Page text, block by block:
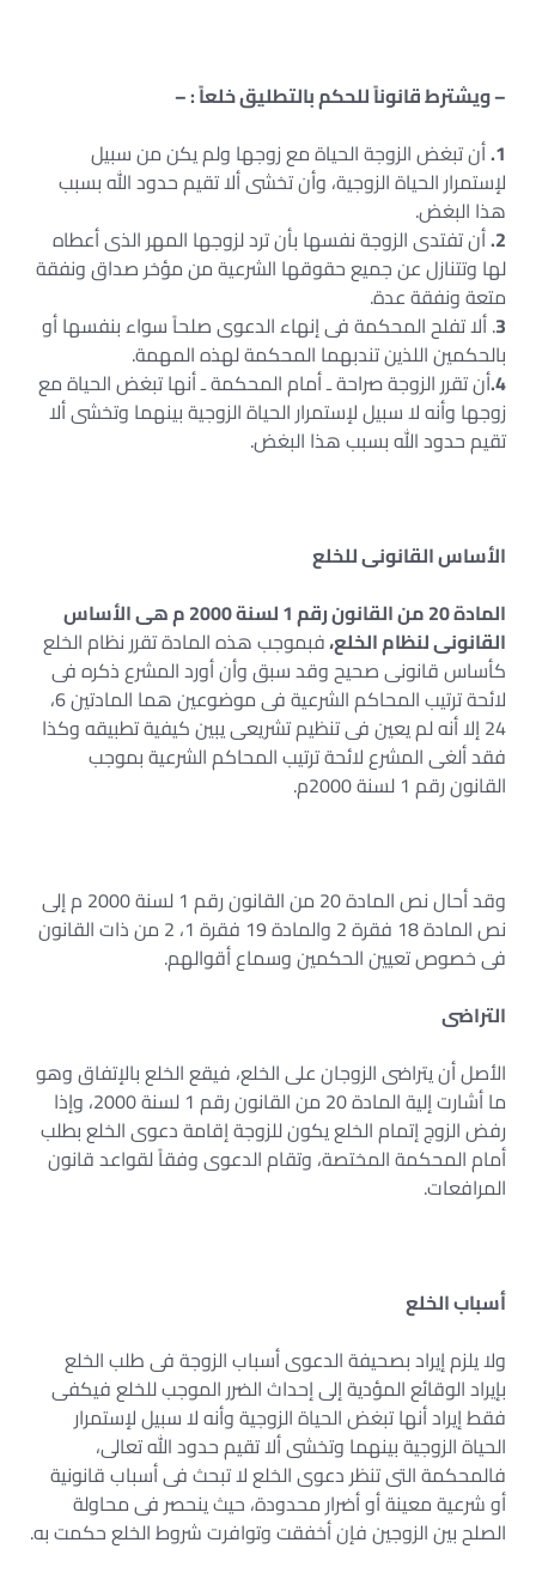
– ويشترط قانوناً للحكم بالتطليق خلعاً : –
1. أن تبغض الزوجة الحياة مع زوجها ولم يكن من سبيل
لإستمرار الحياة الزوجية، وأن تخشى ألا تقيم حدود الله بسبب
هذا البغض.
2. أن تفتدى الزوجة نفسها بأن ترد لزوجها المهر الذى أعطاه
لها وتتنازل عن جميع حقوقها الشرعية من مؤخر صداق ونفقة
متعة ونفقة عدة.
3. ألا تفلح المحكمة فى إنهاء الدعوى صلحاً سواء بنفسها أو
بالحكمين اللذين تندبهما المحكمة لهذه المهمة.
4.أن تقرر الزوجة صراحة ـ أمام المحكمة ـ أنها تبغض الحياة مع
زوجها وأنه لا سبيل لإستمرار الحياة الزوجية بينهما وتخشى ألا
تقيم حدود الله بسبب هذا البغض.
الأساس القانونى للخلع
المادة 20 من القانون رقم 1 لسنة 2000 م هى الأساس
القانونى لنظام الخلع،فبموجب هذه المادة تقرر نظام الخلع
كأساس قانونى صحيح وقد سبق وأن أورد المشرع ذكره فى
لائحة ترتيب المحاكم الشرعية فى موضوعين هما المادتين 6،
24 إلا أنه لم يعين فى تنظيم تشريعى يبين كيفية تطبيقه وكذا
فقد ألغى المشرع لائحة ترتيب المحاكم الشرعية بموجب
القانون رقم 1 لسنة 2000م.
وقد أحال نص المادة 20 من القانون رقم 1 لسنة 2000 م إلى
نص المادة 18 فقرة 2 والمادة 19 فقرة 1، 2 من ذات القانون
فى خصوص تعيين الحكمين وسماع أقوالهم.
التراضى
الأصل أن يتراضى الزوجان على الخلع، فيقع الخلع بالإتفاق وهو
ما أشارت إلية المادة 20 من القانون رقم 1 لسنة 2000، وإذا
رفض الزوج إتمام الخلع يكون للزوجة إقامة دعوى الخلع بطلب
أمام المحكمة المختصة، وتقام الدعوى وفقاً لقواعد قانون
المرافعات.
أسباب الخلع
ولا يلزم إيراد بصحيفة الدعوى أسباب الزوجة فى طلب الخلع
بإيراد الوقائع المؤدية إلى إحداث الضرر الموجب للخلع فيكفى
فقط إيراد أنها تبغض الحياة الزوجية وأنه لا سبيل لإستمرار
الحياة الزوجية بينهما وتخشى ألا تقيم حدود الله تعالى،
فالمحكمة التى تنظر دعوى الخلع لا تبحث فى أسباب قانونية
أو شرعية معينة أو أضرار محدودة، حيث ينحصر فى محاولة
الصلح بين الزوجين فإن أخفقت وتوافرت شروط الخلع حكمت به.